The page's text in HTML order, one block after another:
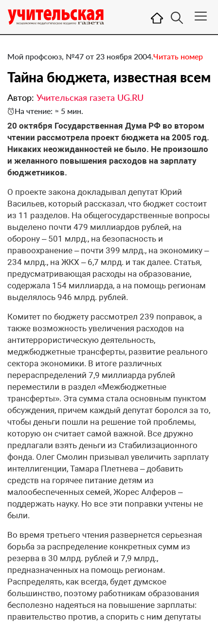
Мой профсоюз, №47 от 23 ноября 2004.Читать номер
Тайна бюджета, известная всем
Автор: Учительская газета UG.RU
На чтение: ≈ 5 мин.
20 октября Государственная Дума РФ во втором
чтении рассмотрела проект бюджета на 2005 год.
Никаких неожиданностей не было. Не произошло
и желанного повышения расходов на зарплату
бюджетников.
О проекте закона докладывал депутат Юрий
Васильев, который рассказал, что бюджет состоит
из 11 разделов. На общегосударственные вопросы
выделено почти 479 миллиардов рублей, на
оборону – 501 млрд., на безопасность и
правоохранение – почти 399 млрд., на экономику –
234 млрд., на ЖКХ – 6,7 млрд. и так далее. Статья,
предусматривающая расходы на образование,
содержала 154 миллиарда, а на помощь регионам
выделялось 946 млрд. рублей.
Комитет по бюджету рассмотрел 239 поправок, а
также возможность увеличения расходов на
антитеррористическую деятельность,
меджбюджетные трансферты, развитие реального
сектора экономики. В итоге различных
перераспределений 7,9 миллиарда рублей
переместили в раздел «Межбюджетные
трансферты». Эта сумма стала основным пунктом
обсуждения, причем каждый депутат боролся за то,
чтобы деньги пошли на решение той проблемы,
которую он считает самой важной. Все дружно
предлагали взять деньги из Стабилизационного
фонда. Олег Смолин призывал увеличить зарплату
интеллигенции, Тамара Плетнева – добавить
средств на горячее питание детям из
малообеспеченных семей, Жорес Алферов –
поддержать науку. Но все эти поправки учтены не
были.
Во время третьего чтения развернется серьезная
борьба за распределение конкретных сумм из
резерва в 30 млрд. рублей и 7,9 млрд.,
предназначенных на помощь регионам.
Распределять, как всегда, будет думское
большинство, поэтому работникам образования
бесполезно надеяться на повышение зарплаты:
правительство против, а спорить с ним депутаты